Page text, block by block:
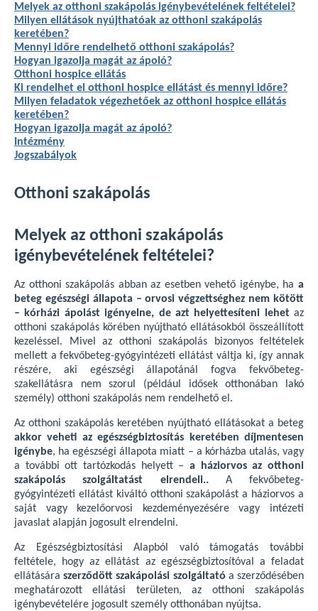
Melyek az otthoni szakápolás igénybevételének feltételei?
Milyen ellátások nyújthatóak az otthoni szakápolás
keretében?
Mennyi időre rendelhető otthoni szakápolás?
Hogyan igazolja magát az ápoló?
Otthoni hospice ellátás
Ki rendelhet el otthoni hospice ellátást és mennyi időre?
Milyen feladatok végezhetőek az otthoni hospice ellátás
keretében?
Hogyan igazolja magát az ápoló?
Intézmény
Jogszabályok
Otthoni szakápolás
Melyek az otthoni szakápolás
igénybevételének feltételei?
Az otthoni szakápolás abban az esetben vehető igénybe, ha a
beteg egészségi állapota – orvosi végzettséghez nem kötött
– kórházi ápolást igényelne, de azt helyettesíteni lehet az
otthoni szakápolás körében nyújtható ellátásokból összeállított
kezeléssel. Mivel az otthoni szakápolás bizonyos feltételek
mellett a fekvőbeteg-gyógyintézeti ellátást váltja ki, így annak
részére, aki egészségi állapotánál fogva fekvőbeteg-
szakellátásra nem szorul (például idősek otthonában lakó
személy) otthoni szakápolás nem rendelhető el.
Az otthoni szakápolás keretében nyújtható ellátásokat a beteg
akkor veheti az egészségbiztosítás keretében díjmentesen
igénybe, ha egészségi állapota miatt – a kórházba utalás, vagy
a további ott tartózkodás helyett – a háziorvos az otthoni
szakápolás szolgáltatást elrendeli.. A fekvőbeteg-
gyógyintézeti ellátást kiváltó otthoni szakápolást a háziorvos a
saját vagy kezelőorvosi kezdeményezésére vagy intézeti
javaslat alapján jogosult elrendelni.
Az Egészségbiztosítási Alapból való támogatás további
feltétele, hogy az ellátást az egészségbiztosítóval a feladat
ellátásáraszerződött szakápolási szolgáltató a szerződésében
meghatározott ellátási területen, az otthoni szakápolás
igénybevételére jogosult személy otthonában nyújtsa.